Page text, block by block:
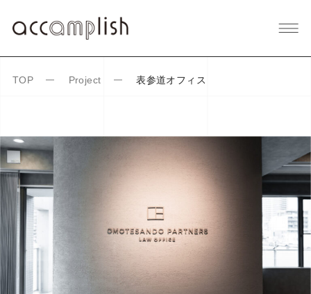
TOP Project 表参道オフィス